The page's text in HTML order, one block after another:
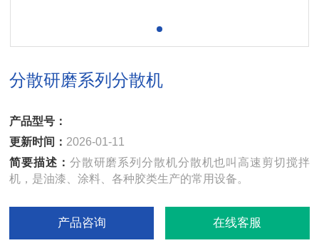
分散研磨系列分散机
产品型号：
更新时间： 2026-01-11
简要描述： 分散研磨系列分散机分散机也叫高速剪切搅拌
机，是油漆、涂料、各种胶类生产的常用设备。
产品咨询 在线客服